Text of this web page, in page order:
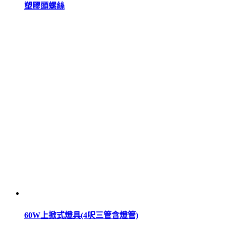
塑膠頭螺絲
60W上掀式燈具(4呎三管含燈管)